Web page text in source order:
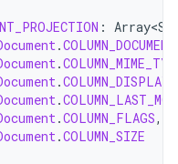
:
.
.
.
.
.COLUMN_FLAGS,
.COLUMN_SIZE